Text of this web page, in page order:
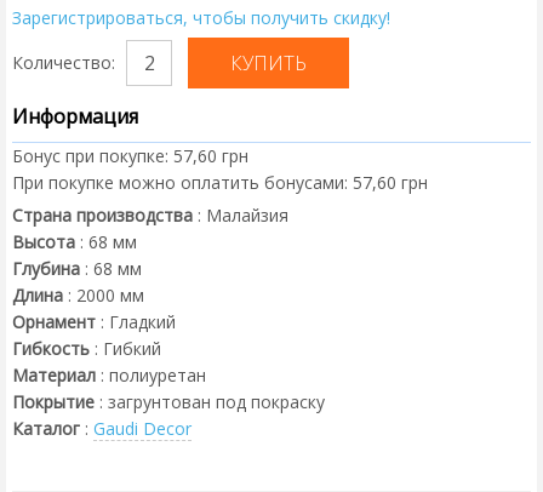
Зарегистрироваться, чтобы получить скидку!
Количество:
Информация
Бонус при покупке: 57,60 грн
При покупке можно оплатить бонусами: 57,60 грн
Страна производства : Малайзия
Высота : 68 мм
Глубина : 68 мм
Длина : 2000 мм
Орнамент : Гладкий
Гибкость : Гибкий
Материал : полиуретан
Покрытие : загрунтован под покраску
Каталог : Gaudi Decor